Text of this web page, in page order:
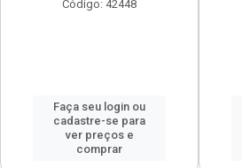
Código: 42448
Faça seu login ou
cadastre-se para
ver preços e
comprar